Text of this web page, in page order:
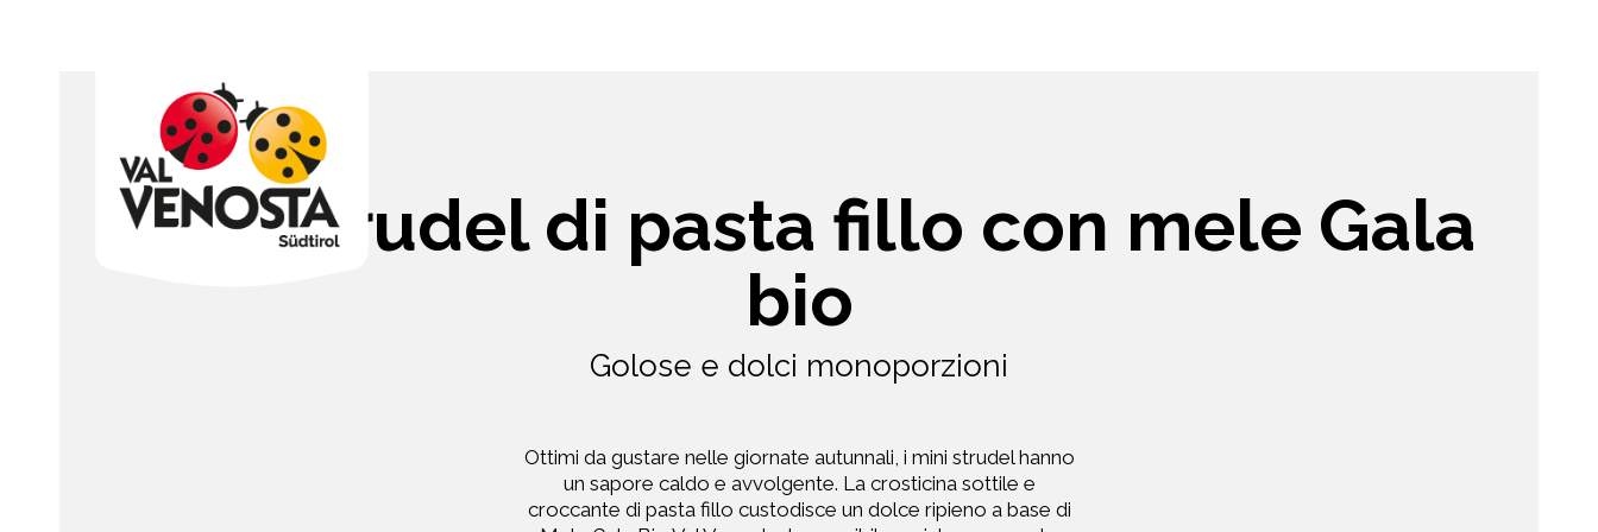
Mini strudel di pasta fillo con mele Gala
bio
Golose e dolci monoporzioni
Ottimi da gustare nelle giornate autunnali, i mini strudel hanno
un sapore caldo e avvolgente. La crosticina sottile e
croccante di pasta fillo custodisce un dolce ripieno a base di